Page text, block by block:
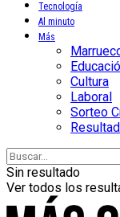
Tecnología
Al minuto
Más
Cultura
Laboral
Sorteo
Sin resultado
Ver todos los